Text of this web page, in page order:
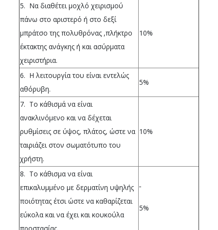
5. Να διαθέτει μοχλό χειρισμού
πάνω στο αριστερό ή στο δεξί
μπράτσο της πολυθρόνας ,πλήκτρο
έκτακτης ανάγκης ή και ασύρματα
χειριστήρια.
10%
6. Η λειτουργία του είναι εντελώς
αθόρυβη.
5%
7. Το κάθισμά να είναι
ανακλινόμενο και να δέχεται
ρυθμίσεις σε ύψος, πλάτος, ώστε να
ταιριάζει στον σωματότυπο του
χρήστη.
10%
8. Το κάθισμα να είναι
επικαλυμμένο με δερματίνη υψηλής
ποιότητας έτσι ώστε να καθαρίζεται
εύκολα και να έχει και κουκούλα
προστασίας.
5%